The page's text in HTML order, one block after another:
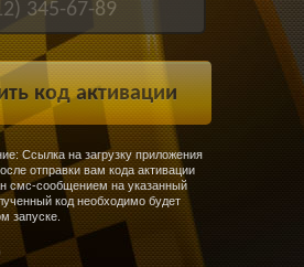
Ссылка на загрузку приложения
отправки вам кода активации
смс-сообщением на указанный
код необходимо будет
запуске.